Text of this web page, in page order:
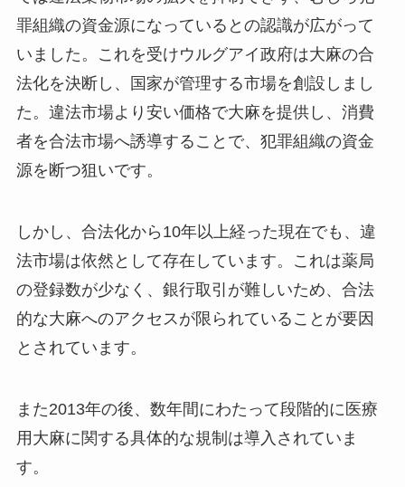
罪組織の資金源になっているとの認識が広がって
いました。これを受けウルグアイ政府は大麻の合
法化を決断し、国家が管理する市場を創設しまし
た。違法市場より安い価格で大麻を提供し、消費
者を合法市場へ誘導することで、犯罪組織の資金
源を断つ狙いです。
しかし、合法化から10年以上経った現在でも、違
法市場は依然として存在しています。これは薬局
の登録数が少なく、銀行取引が難しいため、合法
的な大麻へのアクセスが限られていることが要因
とされています。
また2013年の後、数年間にわたって段階的に医療
用大麻に関する具体的な規制は導入されていま
す。